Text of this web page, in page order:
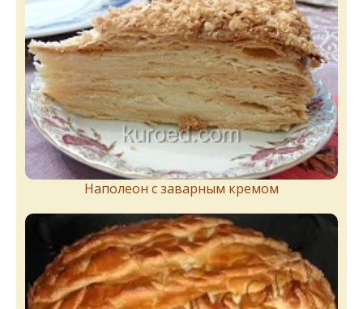
Наполеон с заварным кремом